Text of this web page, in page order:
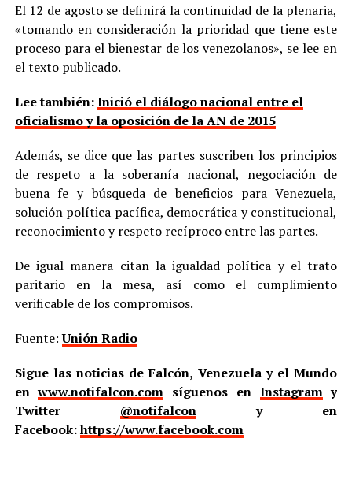
El 12 de agosto se definirá la continuidad de la plenaria,
«tomando en consideración la prioridad que tiene este
proceso para el bienestar de los venezolanos», se lee en
el texto publicado.
Lee también:Inició el diálogo nacional entre el
oficialismo y la oposición de la AN de 2015
Además, se dice que las partes suscriben los principios
de respeto a la soberanía nacional, negociación de
buena fe y búsqueda de beneficios para Venezuela,
solución política pacífica, democrática y constitucional,
reconocimiento y respeto recíproco entre las partes.
De igual manera citan la igualdad política y el trato
paritario en la mesa, así como el cumplimiento
verificable de los compromisos.
Fuente:Unión Radio
Sigue las noticias de Falcón, Venezuela y el Mundo
enwww.notifalcon.com síguenos en Instagramy
Twitter @notifalcony en
Facebook:https://www.facebook.com